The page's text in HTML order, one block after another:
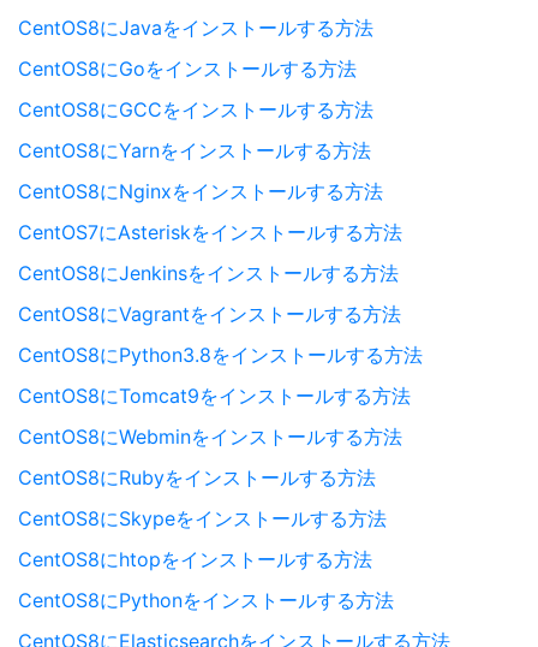
CentOS8にJavaをインストールする方法
CentOS8にGoをインストールする方法
CentOS8にGCCをインストールする方法
CentOS8にYarnをインストールする方法
CentOS8にNginxをインストールする方法
CentOS7にAsteriskをインストールする方法
CentOS8にJenkinsをインストールする方法
CentOS8にVagrantをインストールする方法
CentOS8にPython3.8をインストールする方法
CentOS8にTomcat9をインストールする方法
CentOS8にWebminをインストールする方法
CentOS8にRubyをインストールする方法
CentOS8にSkypeをインストールする方法
CentOS8にhtopをインストールする方法
CentOS8にPythonをインストールする方法
CentOS8にElasticsearchをインストールする方法